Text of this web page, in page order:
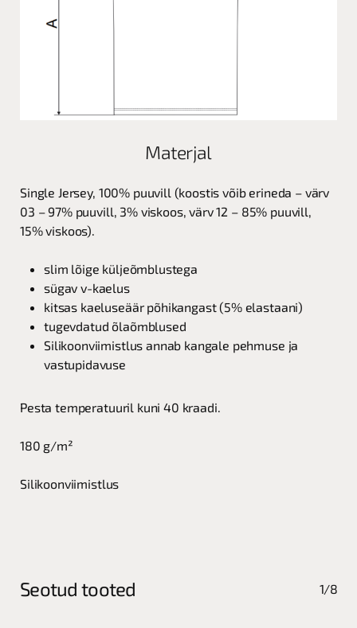
Materjal
Single Jersey, 100% puuvill (koostis võib erineda – värv
03 – 97% puuvill, 3% viskoos, värv 12 – 85% puuvill,
15% viskoos).
slim lõige küljeõmblustega
sügav v-kaelus
kitsas kaeluseäär põhikangast (5% elastaani)
tugevdatud õlaõmblused
Silikoonviimistlus annab kangale pehmuse ja
vastupidavuse
Pesta temperatuuril kuni 40 kraadi.
180 g/m²
Silikoonviimistlus
Seotud tooted 1/8